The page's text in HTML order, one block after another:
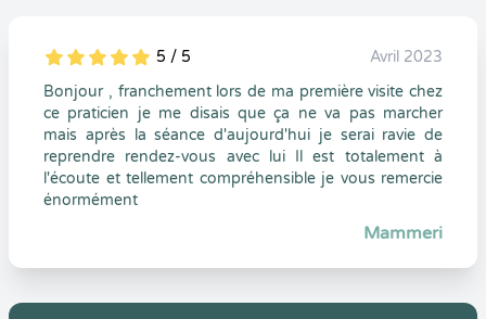
5
1
5
0 5 / 5
Avril 2023
Bonjour , franchement lors de ma première visite chez
ce praticien je me disais que ça ne va pas marcher
mais après la séance d'aujourd'hui je serai ravie de
reprendre rendez-vous avec lui Il est totalement à
l'écoute et tellement compréhensible je vous remercie
énormément
Mammeri